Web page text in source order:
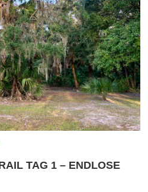
TAG 1 – ENDLOSE